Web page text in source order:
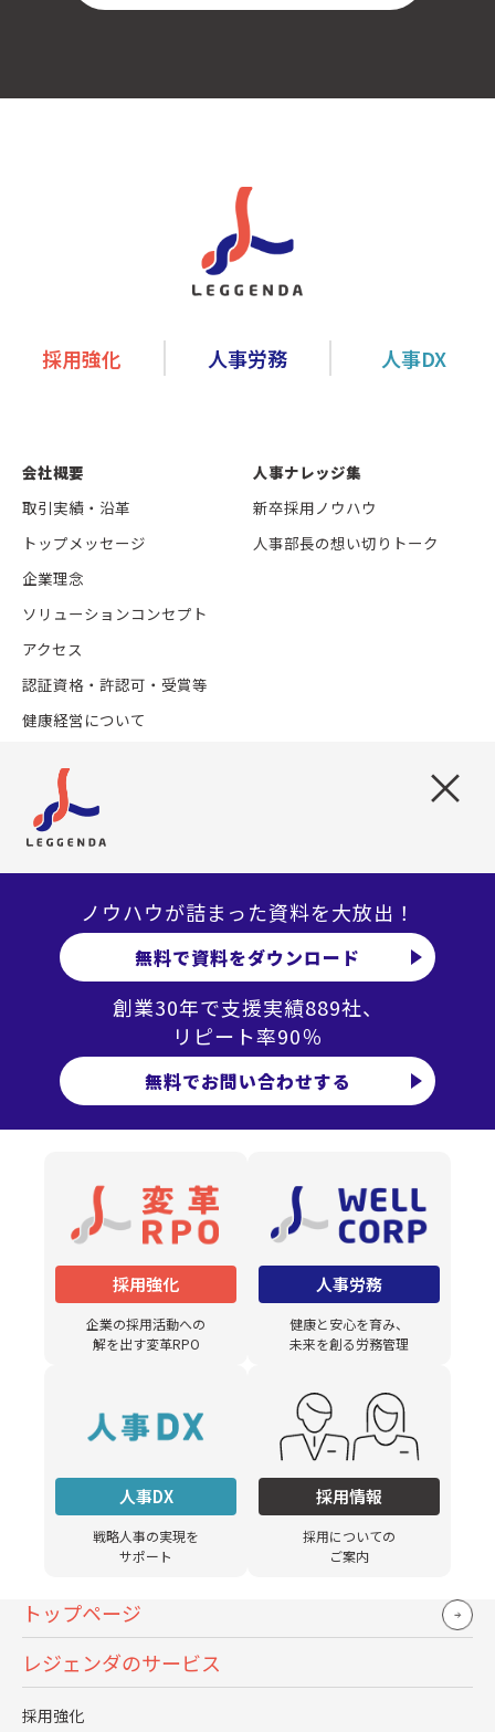
×
ノウハウが詰まった資料を大放出！
無料で資料をダウンロード
創業30年で支援実績889社、
リピート率90％
無料でお問い合わせする
採用強化
企業の採用活動への
解を出す変革RPO
人事労務
健康と安心を育み、
未来を創る労務管理
人事DX
戦略人事の実現を
サポート
採用情報
採用についての
ご案内
トップページ
レジェンダのサービス
採用強化
採用強化 人事労務 人事DX
会社概要
取引実績・沿革
トップメッセージ
企業理念
ソリューションコンセプト
アクセス
認証資格・許認可・受賞等
健康経営について
人事ナレッジ集
新卒採用ノウハウ
人事部長の想い切りトーク
導入実績
ニュース
人事の仕事とは？
仕事紹介
人事関連制度
よくある質問
お役立ち資料
情報セキュリティ方針
個人情報保護方針
お問い合わせ窓口一覧